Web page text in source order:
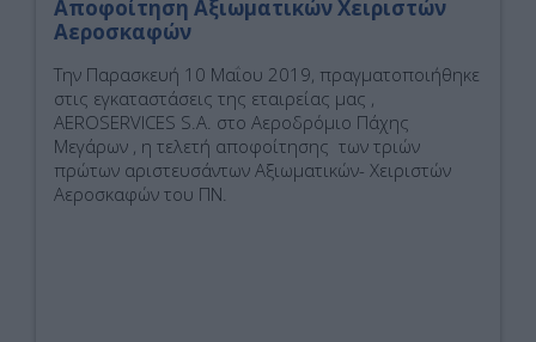
Αποφοίτηση Αξιωματικών Χειριστών
Αεροσκαφών
Tην Παρασκευή 10 Μαΐου 2019, πραγματοποιήθηκε
στις εγκαταστάσεις της εταιρείας μας ,
AEROSERVICES S.A. στο Αεροδρόμιο Πάχης
Μεγάρων , η τελετή αποφοίτησης των τριών
πρώτων αριστευσάντων Αξιωματικών- Χειριστών
Αεροσκαφών του ΠΝ.